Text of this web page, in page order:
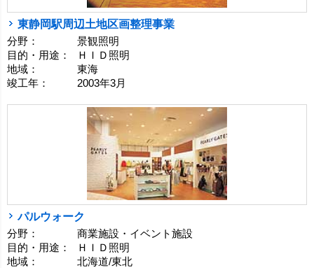
東静岡駅周辺土地区画整理事業
分野：
景観照明
目的・用途：
ＨＩＤ照明
地域：
東海
竣工年：
2003年3月
パルウォーク
分野：
商業施設・イベント施設
目的・用途：
ＨＩＤ照明
地域：
北海道/東北